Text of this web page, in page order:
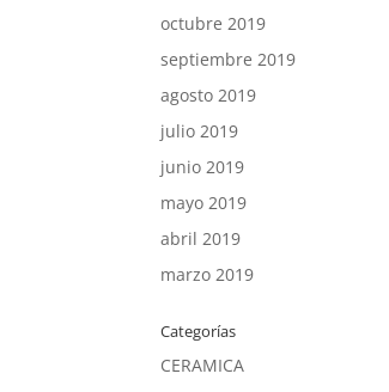
octubre 2019
septiembre 2019
agosto 2019
julio 2019
junio 2019
mayo 2019
abril 2019
marzo 2019
Categorías
CERAMICA